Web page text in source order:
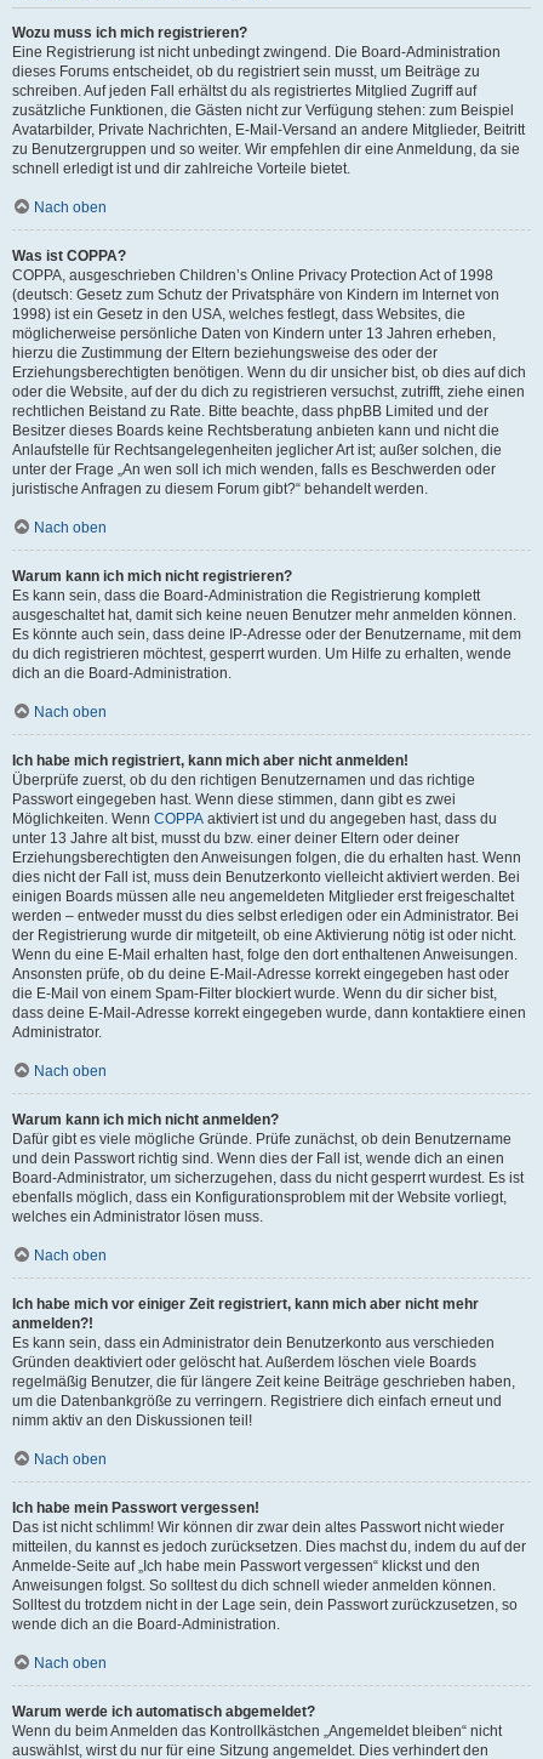
Wozu muss ich mich registrieren?
Eine Registrierung ist nicht unbedingt zwingend. Die Board-Administration
dieses Forums entscheidet, ob du registriert sein musst, um Beiträge zu
schreiben. Auf jeden Fall erhältst du als registriertes Mitglied Zugriff auf
zusätzliche Funktionen, die Gästen nicht zur Verfügung stehen: zum Beispiel
Avatarbilder, Private Nachrichten, E-Mail-Versand an andere Mitglieder, Beitritt
zu Benutzergruppen und so weiter. Wir empfehlen dir eine Anmeldung, da sie
schnell erledigt ist und dir zahlreiche Vorteile bietet.
Nach oben
Was ist COPPA?
COPPA, ausgeschrieben Children’s Online Privacy Protection Act of 1998
(deutsch: Gesetz zum Schutz der Privatsphäre von Kindern im Internet von
1998) ist ein Gesetz in den USA, welches festlegt, dass Websites, die
möglicherweise persönliche Daten von Kindern unter 13 Jahren erheben,
hierzu die Zustimmung der Eltern beziehungsweise des oder der
Erziehungsberechtigten benötigen. Wenn du dir unsicher bist, ob dies auf dich
oder die Website, auf der du dich zu registrieren versuchst, zutrifft, ziehe einen
rechtlichen Beistand zu Rate. Bitte beachte, dass phpBB Limited und der
Besitzer dieses Boards keine Rechtsberatung anbieten kann und nicht die
Anlaufstelle für Rechtsangelegenheiten jeglicher Art ist; außer solchen, die
unter der Frage „An wen soll ich mich wenden, falls es Beschwerden oder
juristische Anfragen zu diesem Forum gibt?“ behandelt werden.
Nach oben
Warum kann ich mich nicht registrieren?
Es kann sein, dass die Board-Administration die Registrierung komplett
ausgeschaltet hat, damit sich keine neuen Benutzer mehr anmelden können.
Es könnte auch sein, dass deine IP-Adresse oder der Benutzername, mit dem
du dich registrieren möchtest, gesperrt wurden. Um Hilfe zu erhalten, wende
dich an die Board-Administration.
Nach oben
Ich habe mich registriert, kann mich aber nicht anmelden!
Überprüfe zuerst, ob du den richtigen Benutzernamen und das richtige
Passwort eingegeben hast. Wenn diese stimmen, dann gibt es zwei
Möglichkeiten. Wenn COPPA aktiviert ist und du angegeben hast, dass du
unter 13 Jahre alt bist, musst du bzw. einer deiner Eltern oder deiner
Erziehungsberechtigten den Anweisungen folgen, die du erhalten hast. Wenn
dies nicht der Fall ist, muss dein Benutzerkonto vielleicht aktiviert werden. Bei
einigen Boards müssen alle neu angemeldeten Mitglieder erst freigeschaltet
werden – entweder musst du dies selbst erledigen oder ein Administrator. Bei
der Registrierung wurde dir mitgeteilt, ob eine Aktivierung nötig ist oder nicht.
Wenn du eine E-Mail erhalten hast, folge den dort enthaltenen Anweisungen.
Ansonsten prüfe, ob du deine E-Mail-Adresse korrekt eingegeben hast oder
die E-Mail von einem Spam-Filter blockiert wurde. Wenn du dir sicher bist,
dass deine E-Mail-Adresse korrekt eingegeben wurde, dann kontaktiere einen
Administrator.
Nach oben
Warum kann ich mich nicht anmelden?
Dafür gibt es viele mögliche Gründe. Prüfe zunächst, ob dein Benutzername
und dein Passwort richtig sind. Wenn dies der Fall ist, wende dich an einen
Board-Administrator, um sicherzugehen, dass du nicht gesperrt wurdest. Es ist
ebenfalls möglich, dass ein Konfigurationsproblem mit der Website vorliegt,
welches ein Administrator lösen muss.
Nach oben
Ich habe mich vor einiger Zeit registriert, kann mich aber nicht mehr
anmelden?!
Es kann sein, dass ein Administrator dein Benutzerkonto aus verschieden
Gründen deaktiviert oder gelöscht hat. Außerdem löschen viele Boards
regelmäßig Benutzer, die für längere Zeit keine Beiträge geschrieben haben,
um die Datenbankgröße zu verringern. Registriere dich einfach erneut und
nimm aktiv an den Diskussionen teil!
Nach oben
Ich habe mein Passwort vergessen!
Das ist nicht schlimm! Wir können dir zwar dein altes Passwort nicht wieder
mitteilen, du kannst es jedoch zurücksetzen. Dies machst du, indem du auf der
Anmelde-Seite auf „Ich habe mein Passwort vergessen“ klickst und den
Anweisungen folgst. So solltest du dich schnell wieder anmelden können.
Solltest du trotzdem nicht in der Lage sein, dein Passwort zurückzusetzen, so
wende dich an die Board-Administration.
Nach oben
Warum werde ich automatisch abgemeldet?
Wenn du beim Anmelden das Kontrollkästchen „Angemeldet bleiben“ nicht
auswählst, wirst du nur für eine Sitzung angemeldet. Dies verhindert den